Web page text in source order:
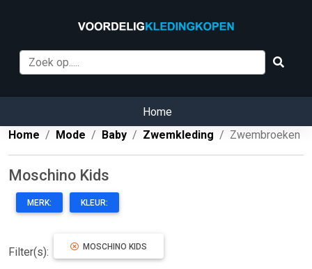
Home
Home
Mode Baby Zwemkleding Zwembroeken
Moschino Kids
MERK: KLEUR:
Filter(s): MOSCHINO KIDS